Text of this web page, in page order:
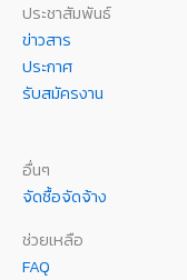
ประชาสัมพันธ์
ข่าวสาร
ประกาศ
รับสมัครงาน
อื่นๆ
จัดซื้อจัดจ้าง
ช่วยเหลือ
FAQ